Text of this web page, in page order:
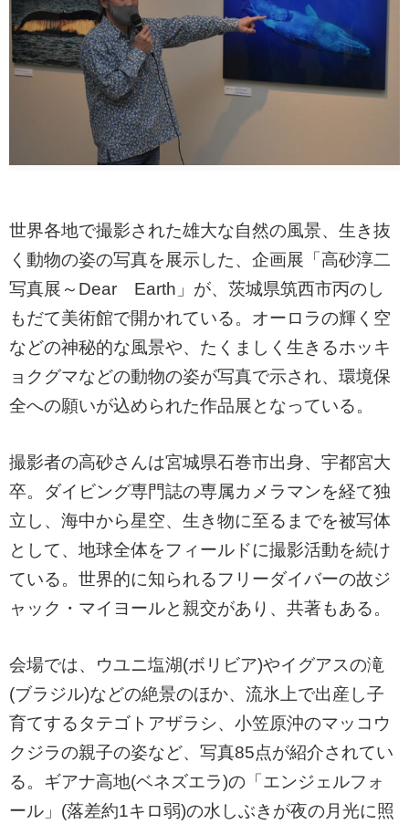
世界各地で撮影された雄大な自然の風景、生き抜
く動物の姿の写真を展示した、企画展「高砂淳二
写真展～Dear Earth」が、茨城県筑西市丙のし
もだて美術館で開かれている。オーロラの輝く空
などの神秘的な風景や、たくましく生きるホッキ
ョクグマなどの動物の姿が写真で示され、環境保
全への願いが込められた作品展となっている。
撮影者の高砂さんは宮城県石巻市出身、宇都宮大
卒。ダイビング専門誌の専属カメラマンを経て独
立し、海中から星空、生き物に至るまでを被写体
として、地球全体をフィールドに撮影活動を続け
ている。世界的に知られるフリーダイバーの故ジ
ャック・マイヨールと親交があり、共著もある。
会場では、ウユニ塩湖(ボリビア)やイグアスの滝
(ブラジル)などの絶景のほか、流氷上で出産し子
育てするタテゴトアザラシ、小笠原沖のマッコウ
クジラの親子の姿など、写真85点が紹介されてい
る。ギアナ高地(ベネズエラ)の「エンジェルフォ
ール」(落差約1キロ弱)の水しぶきが夜の月光に照